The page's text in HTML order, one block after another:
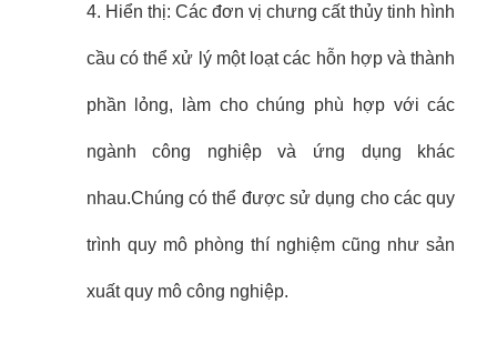
4. Hiển thị: Các đơn vị chưng cất thủy tinh hình
cầu có thể xử lý một loạt các hỗn hợp và thành
phần lỏng, làm cho chúng phù hợp với các
ngành công nghiệp và ứng dụng khác
nhau.Chúng có thể được sử dụng cho các quy
trình quy mô phòng thí nghiệm cũng như sản
xuất quy mô công nghiệp.